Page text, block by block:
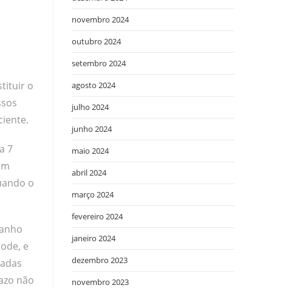
o
7
o
e
não
novembro 2024
outubro 2024
setembro 2024
agosto 2024
julho 2024
junho 2024
maio 2024
abril 2024
março 2024
fevereiro 2024
janeiro 2024
dezembro 2023
novembro 2023